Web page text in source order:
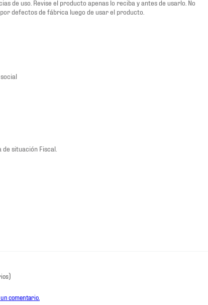
de uso. Revise el producto apenas lo reciba y antes de usarlo. No
defectos de fábrica luego de usar el producto.
de situación Fiscal.
comentario.